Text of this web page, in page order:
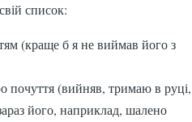
список:
(краще б я не виймав його з
почуття (вийняв, тримаю в руці,
його, наприклад, шалено